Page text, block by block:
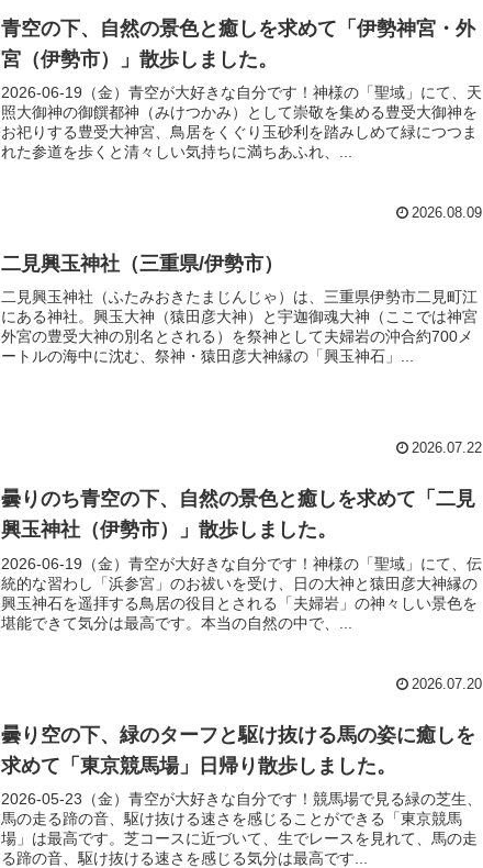
青空の下、自然の景色と癒しを求めて「伊勢神宮・外
宮（伊勢市）」散歩しました。
2026-06-19（金）青空が大好きな自分です！神様の「聖域」にて、天
照大御神の御饌都神（みけつかみ）として崇敬を集める豊受大御神を
お祀りする豊受大神宮、鳥居をくぐり玉砂利を踏みしめて緑につつま
れた参道を歩くと清々しい気持ちに満ちあふれ、...
2026.08.09
二見興玉神社（三重県/伊勢市）
二見興玉神社（ふたみおきたまじんじゃ）は、三重県伊勢市二見町江
にある神社。興玉大神（猿田彦大神）と宇迦御魂大神（ここでは神宮
外宮の豊受大神の別名とされる）を祭神として夫婦岩の沖合約700メ
ートルの海中に沈む、祭神・猿田彦大神縁の「興玉神石」...
2026.07.22
曇りのち青空の下、自然の景色と癒しを求めて「二見
興玉神社（伊勢市）」散歩しました。
2026-06-19（金）青空が大好きな自分です！神様の「聖域」にて、伝
統的な習わし「浜参宮」のお祓いを受け、日の大神と猿田彦大神縁の
興玉神石を遥拝する鳥居の役目とされる「夫婦岩」の神々しい景色を
堪能できて気分は最高です。本当の自然の中で、...
2026.07.20
曇り空の下、緑のターフと駆け抜ける馬の姿に癒しを
求めて「東京競馬場」日帰り散歩しました。
2026-05-23（金）青空が大好きな自分です！競馬場で見る緑の芝生、
馬の走る蹄の音、駆け抜ける速さを感じることができる「東京競馬
場」は最高です。芝コースに近づいて、生でレースを見れて、馬の走
る蹄の音、駆け抜ける速さを感じる気分は最高です...